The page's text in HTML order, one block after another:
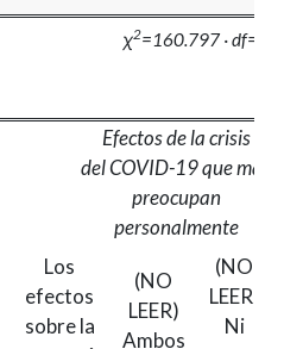
χ2=160.797 ·
Efectos de la crisis
del COVID-19 que más
preocupan
personalmente
Los
efectos
sobre la
(NO
LEER)
Ambos
(NO
LEER)
Ni